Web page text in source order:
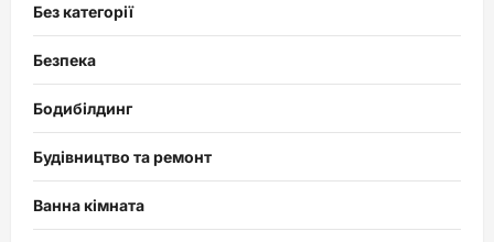
Без категорії
Безпека
Бодибілдинг
Будівництво та ремонт
Ванна кімната